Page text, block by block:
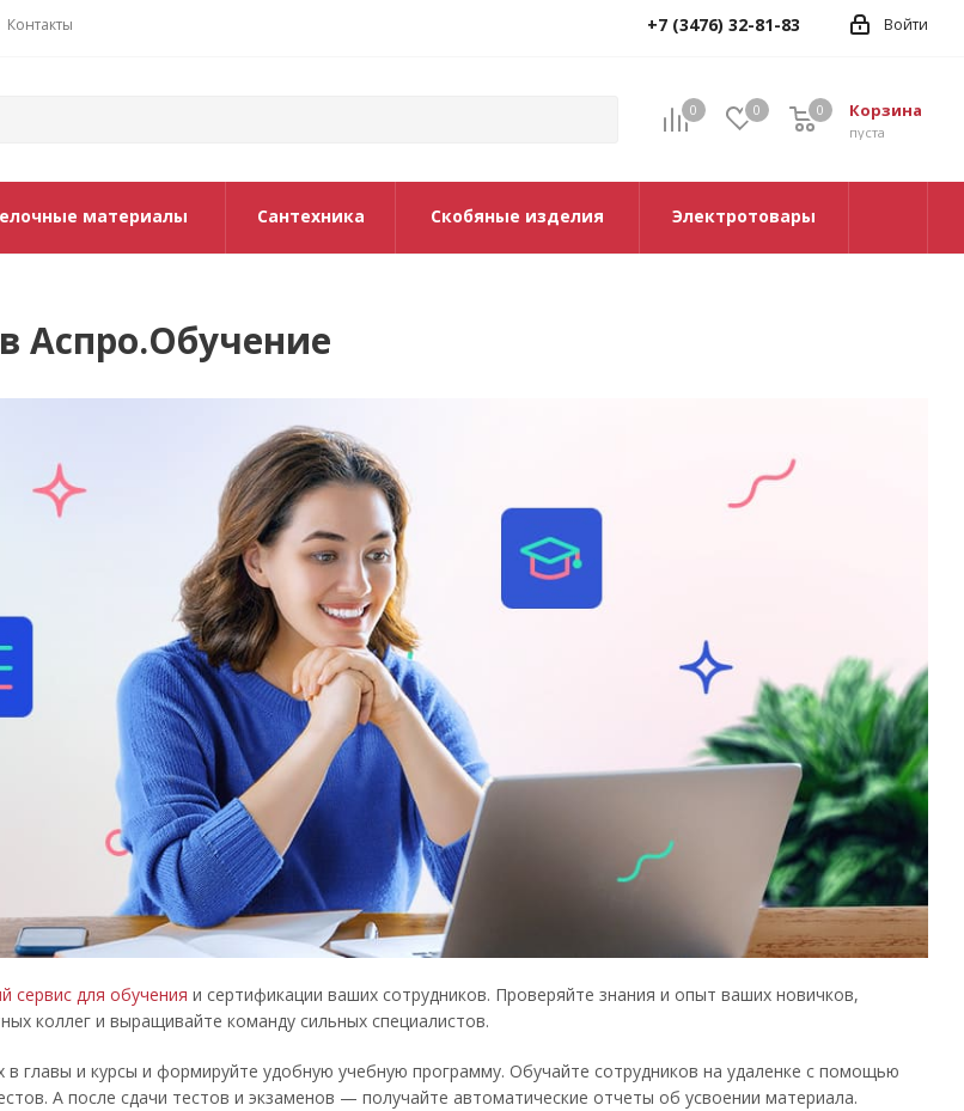
Контакты Войти
+7 (3476) 32-81-83
0 0 Корзина
0
пуста
0
материалы Сантехника Скобяные изделия Электротовары
Аспро.Обучение
сервис для обучения и сертификации ваших сотрудников. Проверяйте знания и опыт ваших новичков,
коллег и выращивайте команду сильных специалистов.
в главы и курсы и формируйте удобную учебную программу. Обучайте сотрудников на удаленке с помощью
А после сдачи тестов и экзаменов — получайте автоматические отчеты об усвоении материала.